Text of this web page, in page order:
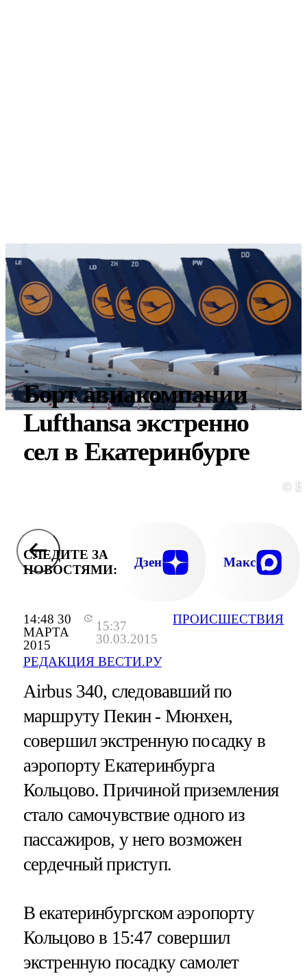
14:48 30
МАРТА
2015
15:37
30.03.2015
РЕДАКЦИЯ ВЕСТИ.РУ
ПРОИСШЕСТВИЯ
Борт авиакомпании
Lufthansa экстренно
сел в Екатеринбурге
©
СЛЕДИТЕ ЗА
НОВОСТЯМИ:
Дзен Макс
Airbus 340, следовавший по
маршруту Пекин - Мюнхен,
совершил экстренную посадку в
аэропорту Екатеринбурга
Кольцово. Причиной приземления
стало самочувствие одного из
пассажиров, у него возможен
сердечный приступ.
В екатеринбургском аэропорту
Кольцово в 15:47 совершил
экстренную посадку самолет